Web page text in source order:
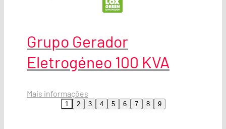
Grupo Gerador
Eletrogéneo 100 KVA
Mais informações
1 2 3 4 5 6 7 8 9